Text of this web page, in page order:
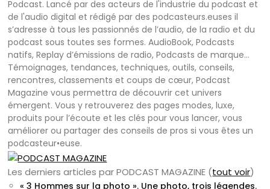
Podcast. Lancé par des acteurs de l'industrie du podcast et
de l'audio digital et rédigé par des podcasteurs.euses il
s’adresse à tous les passionnés de l’audio, de la radio et du
podcast sous toutes ses formes. AudioBook, Podcasts
natifs, Replay d’émissions de radio, Podcasts de marque…
Témoignages, tendances, techniques, outils, conseils,
rencontres, classements et coups de cœur, Podcast
Magazine vous permettra de découvrir cet univers
émergent. Vous y retrouverez des pages modes, luxe,
produits pour l’écoute et les clés pour vous lancer, vous
améliorer ou partager des conseils de pros si vous êtes un
podcasteur•euse.
Les derniers articles par PODCAST MAGAZINE (tout voir)
« 3 Hommes sur la photo ». Une photo, trois légendes.